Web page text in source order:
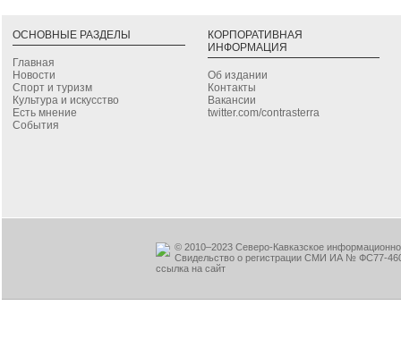
ОСНОВНЫЕ РАЗДЕЛЫ
Главная
Новости
Спорт и туризм
Культура и искусство
Есть мнение
События
КОРПОРАТИВНАЯ
ИНФОРМАЦИЯ
Об издании
Контакты
Вакансии
twitter.com/contrasterra
© 2010–2023 Северо-Кавказское
Свидельство о регистрации СМИ ИА № ФС77-
ссылка на сайт